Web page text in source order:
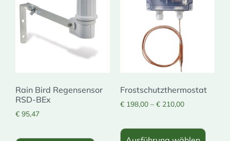
Rain Bird Regensensor
RSD-BEx
€ 95,47
Frostschutzthermostat
€ 198,00 – € 210,00